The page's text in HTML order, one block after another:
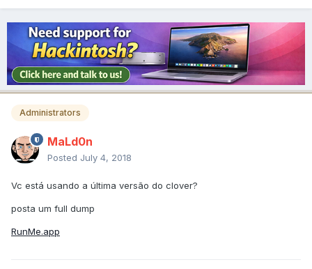
Administrators
MaLd0n
Posted July 4, 2018
Vc está usando a última versão do clover?
posta um full dump
RunMe.app